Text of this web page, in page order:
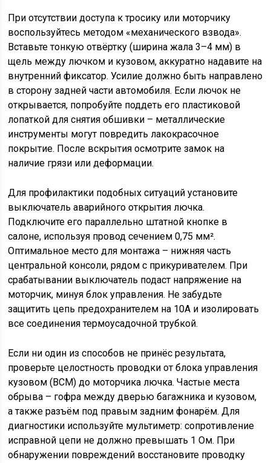
При отсутствии доступа к тросику или моторчику
воспользуйтесь методом «механического взвода».
Вставьте тонкую отвёртку (ширина жала 3–4 мм) в
щель между лючком и кузовом, аккуратно надавите на
внутренний фиксатор. Усилие должно быть направлено
в сторону задней части автомобиля. Если лючок не
открывается, попробуйте поддеть его пластиковой
лопаткой для снятия обшивки – металлические
инструменты могут повредить лакокрасочное
покрытие. После вскрытия осмотрите замок на
наличие грязи или деформации.
Для профилактики подобных ситуаций установите
выключатель аварийного открытия лючка.
Подключите его параллельно штатной кнопке в
салоне, используя провод сечением 0,75 мм².
Оптимальное место для монтажа – нижняя часть
центральной консоли, рядом с прикуривателем. При
срабатывании выключатель подаст напряжение на
моторчик, минуя блок управления. Не забудьте
защитить цепь предохранителем на 10A и изолировать
все соединения термоусадочной трубкой.
Если ни один из способов не принёс результата,
проверьте целостность проводки от блока управления
кузовом (BCM) до моторчика лючка. Частые места
обрыва – гофра между дверью багажника и кузовом,
а также разъём под правым задним фонарём. Для
диагностики используйте мультиметр: сопротивление
исправной цепи не должно превышать 1 Ом. При
обнаружении повреждений восстановите проводку